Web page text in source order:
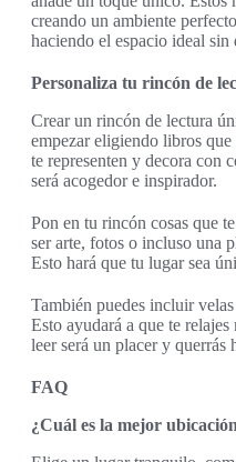
creando un ambiente
haciendo el espacio ideal sin
Personaliza tu rincón de
Crear un rincón de lectura
empezar eligiendo libros
te representen y decora con
será acogedor e inspirador.
Pon en tu rincón cosas que
ser arte, fotos o incluso una
Esto hará que tu lugar sea
También puedes incluir
Esto ayudará a que te relajes
leer será un placer y querrás
FAQ
¿Cuál es la mejor